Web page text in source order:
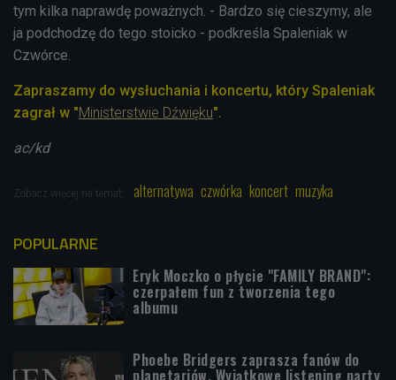
tym kilka naprawdę poważnych. - Bardzo się cieszymy, ale
ja podchodzę do tego stoicko - podkreśla Spaleniak w
Czwórce.
Zapraszamy do wysłuchania i koncertu, który Spaleniak
zagrał w "Ministerstwie Dźwięku".
ac/kd
Zobacz więcej na temat: alternatywa czwórka koncert muzyka
POPULARNE
Eryk Moczko o płycie "FAMILY BRAND":
czerpałem fun z tworzenia tego
albumu
Phoebe Bridgers zaprasza fanów do